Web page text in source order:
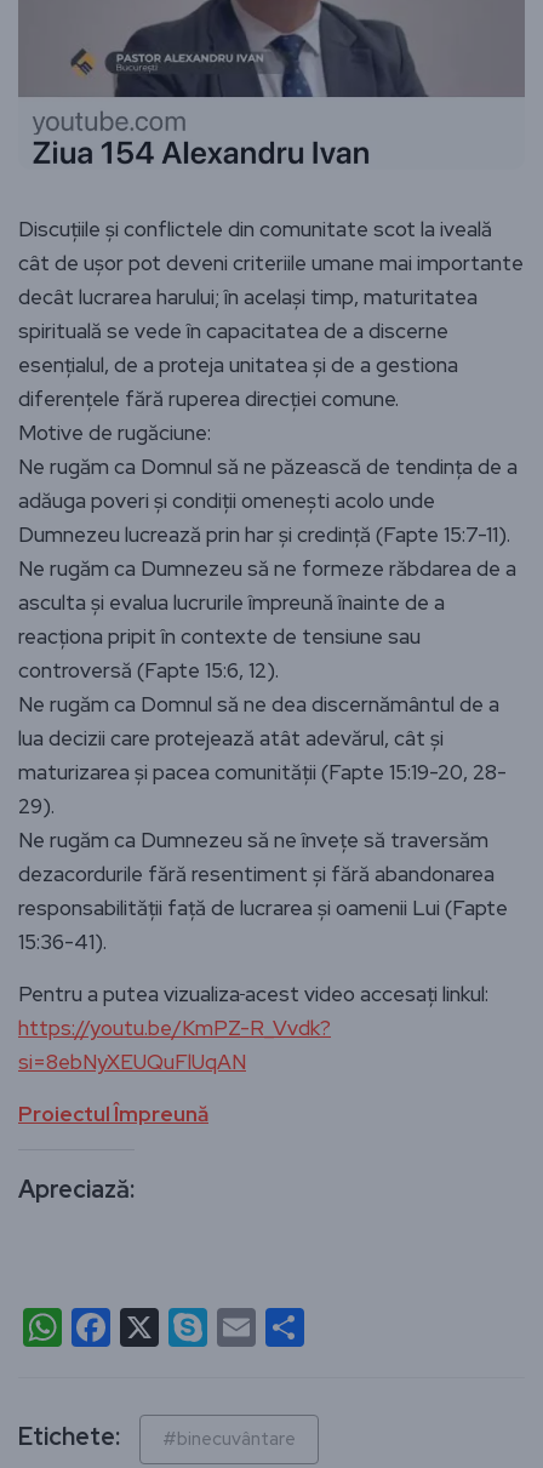
Discuțiile și conflictele din comunitate scot la iveală
cât de ușor pot deveni criteriile umane mai importante
decât lucrarea harului; în același timp, maturitatea
spirituală se vede în capacitatea de a discerne
esențialul, de a proteja unitatea și de a gestiona
diferențele fără ruperea direcției comune.
Motive de rugăciune:
Ne rugăm ca Domnul să ne păzească de tendința de a
adăuga poveri și condiții omenești acolo unde
Dumnezeu lucrează prin har și credință (Fapte 15:7-11).
Ne rugăm ca Dumnezeu să ne formeze răbdarea de a
asculta și evalua lucrurile împreună înainte de a
reacționa pripit în contexte de tensiune sau
controversă (Fapte 15:6, 12).
Ne rugăm ca Domnul să ne dea discernământul de a
lua decizii care protejează atât adevărul, cât și
maturizarea și pacea comunității (Fapte 15:19-20, 28-
29).
Ne rugăm ca Dumnezeu să ne învețe să traversăm
dezacordurile fără resentiment și fără abandonarea
responsabilității față de lucrarea și oamenii Lui (Fapte
15:36-41).
Pentru a putea vizualiza acest video accesați linkul:
https://youtu.be/KmPZ-R_Vvdk?
si=8ebNyXEUQuFlUqAN
Proiectul Împreună
Apreciază:
WhatsApp
Facebook
X Skype
Email
Etichete: #binecuvântare